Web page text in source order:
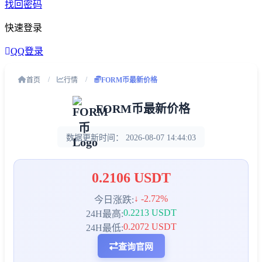
找回密码
快速登录
QQ登录
首页 行情 FORM币最新价格
FORM币最新价格
数据更新时间： 2026-08-07 14:44:03
0.2106 USDT
今日涨跌:↓ -2.72%
24H最高:0.2213 USDT
24H最低:0.2072 USDT
查询官网